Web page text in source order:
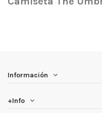
Información
+Info